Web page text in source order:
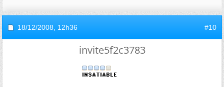
18/12/2008, 12h36 #10
invite5f2c3783